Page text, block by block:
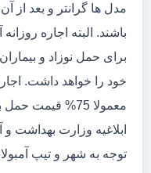
باشند. البته اجاره
برای حمل نوزاد و
خود را خواهد داشت.
معمولا 75%
ابلاغیه وزارت
توجه به شهر و تیپ